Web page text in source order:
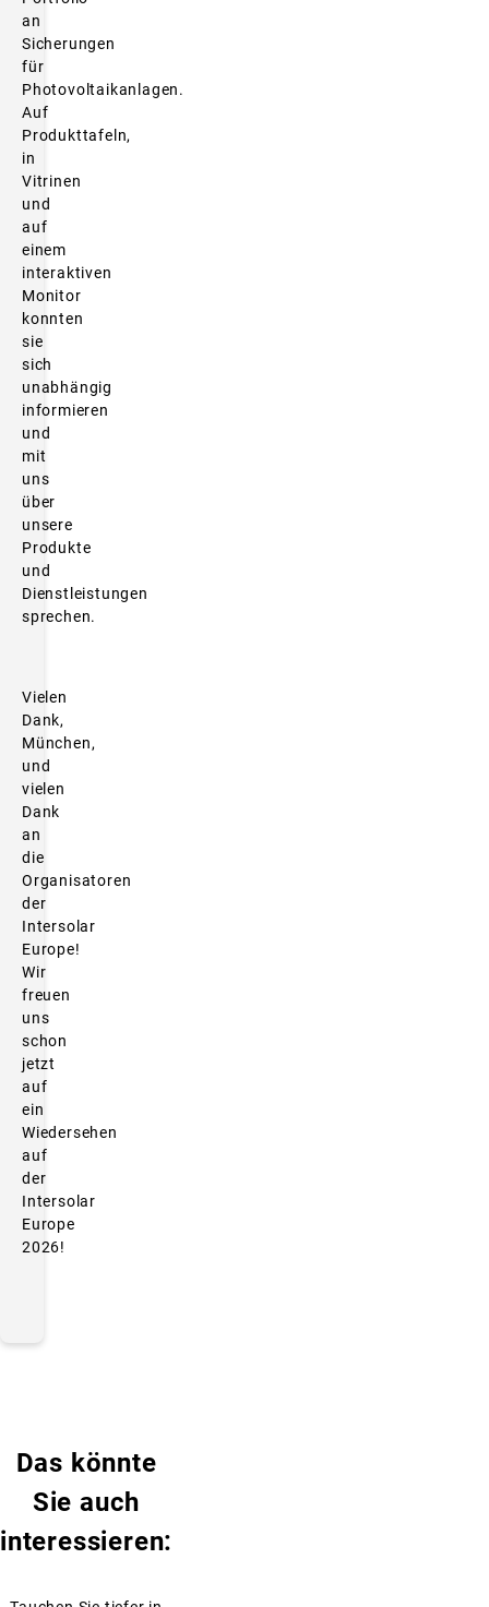
an
Sicherungen
für
Photovoltaikanlagen.
Auf
Produkttafeln,
in
Vitrinen
und
auf
einem
interaktiven
Monitor
konnten
sie
sich
unabhängig
informieren
und
mit
uns
über
unsere
Produkte
und
Dienstleistungen
sprechen.
Vielen
Dank,
München,
und
vielen
Dank
an
die
Organisatoren
der
Intersolar
Europe!
Wir
freuen
uns
schon
jetzt
auf
ein
Wiedersehen
auf
der
Intersolar
Europe
2026!
Das könnte
Sie auch
interessieren: